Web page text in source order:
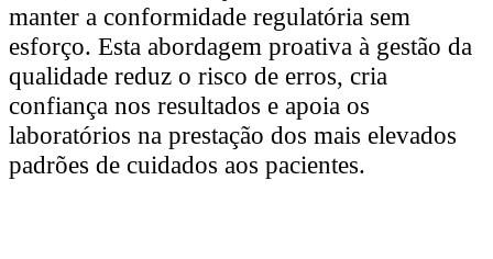
manter a conformidade regulatória sem
esforço. Esta abordagem proativa à gestão da
qualidade reduz o risco de erros, cria
confiança nos resultados e apoia os
laboratórios na prestação dos mais elevados
padrões de cuidados aos pacientes.